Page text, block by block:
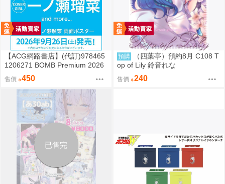
【ACG網路書店】(代訂)978465
1206271 BOMB Premium 2026
封面:一ノ瀬瑠菜 附:雙面海報
售價 450
預購
（四葉亭）預約8月 C108 T
op of Lily 鈴音れな
售價 240
已售完